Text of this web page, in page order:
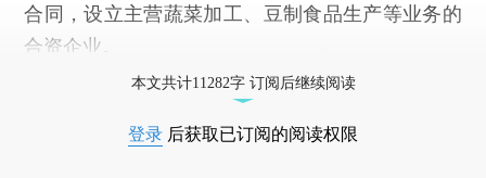
合同，设立主营蔬菜加工、豆制食品生产等业务的
合资企业。
本文共计11282字 订阅后继续阅读
登录 后获取已订阅的阅读权限